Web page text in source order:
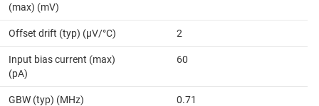
(max) (mV)
Offset drift (typ) (µV/°C) 2
Input bias current (max)
(pA)
60
GBW (typ) (MHz) 0.71